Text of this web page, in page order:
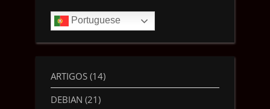
Portuguese
ARTIGOS (14)
DEBIAN (21)